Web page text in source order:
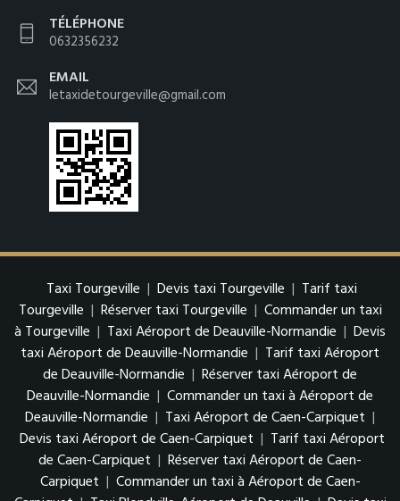
TÉLÉPHONE
0632356232
EMAIL
letaxidetourgeville@gmail.com
Taxi Tourgeville | Devis taxi Tourgeville | Tarif taxi
Tourgeville | Réserver taxi Tourgeville | Commander un taxi
à Tourgeville | Taxi Aéroport de Deauville-Normandie | Devis
taxi Aéroport de Deauville-Normandie | Tarif taxi Aéroport
de Deauville-Normandie | Réserver taxi Aéroport de
Deauville-Normandie | Commander un taxi à Aéroport de
Deauville-Normandie | Taxi Aéroport de Caen-Carpiquet |
Devis taxi Aéroport de Caen-Carpiquet | Tarif taxi Aéroport
de Caen-Carpiquet | Réserver taxi Aéroport de Caen-
Carpiquet | Commander un taxi à Aéroport de Caen-